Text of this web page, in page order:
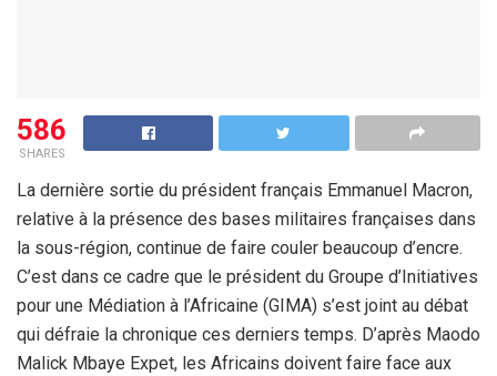
586
SHARES
La dernière sortie du président français Emmanuel Macron,
relative à la présence des bases militaires françaises dans
la sous-région, continue de faire couler beaucoup d’encre.
C’est dans ce cadre que le président du Groupe d’Initiatives
pour une Médiation à l’Africaine (GIMA) s’est joint au débat
qui défraie la chronique ces derniers temps. D’après Maodo
Malick Mbaye Expet, les Africains doivent faire face aux